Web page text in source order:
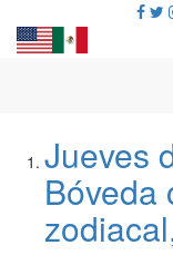
Jueves
Bóveda